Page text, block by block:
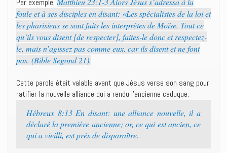
Par exemple,
foule et à ses disciples en disant: «Les spécialistes de la loi et
les pharisiens se sont faits les interprètes de Moïse. Tout ce
qu’ils vous disent [de respecter], faites-le donc et respectez-
le, mais n’agissez pas comme eux, car ils disent et ne font
pas. (Bible Segond 21).
Cette parole était valable avant que Jésus verse son sang pour
ratifier la nouvelle alliance qui a rendu l’ancienne caduque.
Hébreux 8:13 En disant: une alliance nouvelle, il a
déclaré la première ancienne; or, ce qui est ancien, ce
qui a vieilli, est près de disparaître.